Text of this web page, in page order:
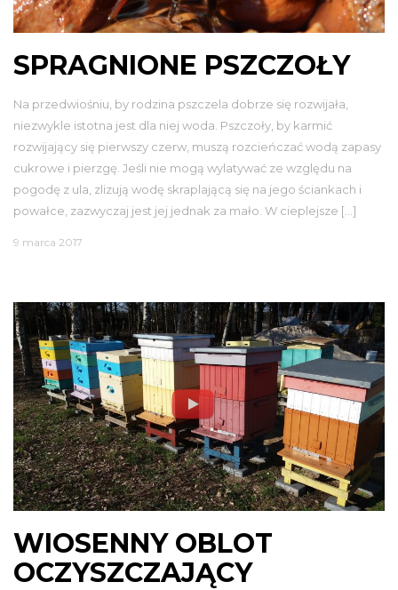
SPRAGNIONE PSZCZOŁY
Na przedwiośniu, by rodzina pszczela dobrze się rozwijała,
niezwykle istotna jest dla niej woda. Pszczoły, by karmić
rozwijający się pierwszy czerw, muszą rozcieńczać wodą zapasy
cukrowe i pierzgę. Jeśli nie mogą wylatywać ze względu na
pogodę z ula, zlizują wodę skraplającą się na jego ściankach i
powałce, zazwyczaj jest jej jednak za mało. W cieplejsze […]
9 marca 2017
WIOSENNY OBLOT
OCZYSZCZAJĄCY